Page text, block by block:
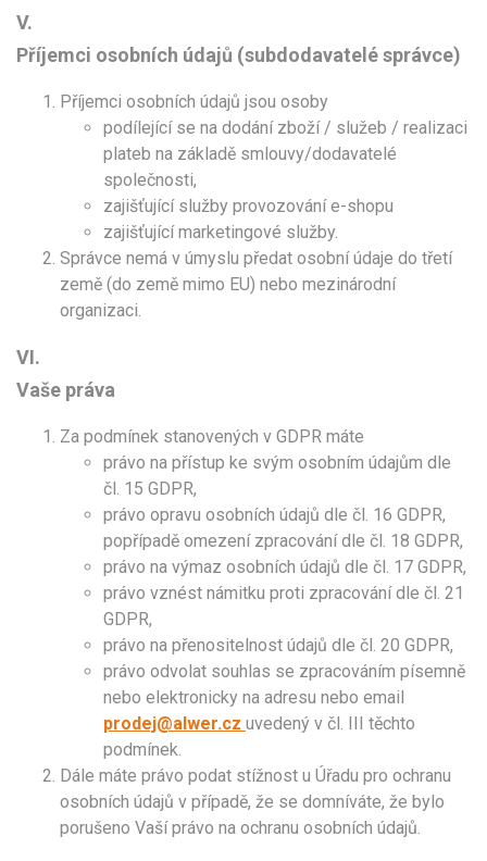
V.
Příjemci osobních údajů (subdodavatelé správce)
Příjemci osobních údajů jsou osoby
podílející se na dodání zboží / služeb / realizaci
plateb na základě smlouvy/dodavatelé
společnosti,
zajišťující služby provozování e-shopu
zajišťující marketingové služby.
Správce nemá v úmyslu předat osobní údaje do třetí
země (do země mimo EU) nebo mezinárodní
organizaci.
VI.
Vaše práva
Za podmínek stanovených v GDPR máte
právo na přístup ke svým osobním údajům dle
čl. 15 GDPR,
právo opravu osobních údajů dle čl. 16 GDPR,
popřípadě omezení zpracování dle čl. 18 GDPR,
právo na výmaz osobních údajů dle čl. 17 GDPR,
právo vznést námitku proti zpracování dle čl. 21
GDPR,
právo na přenositelnost údajů dle čl. 20 GDPR,
právo odvolat souhlas se zpracováním písemně
nebo elektronicky na adresu nebo email
prodej@alwer.cz uvedený v čl. III těchto
podmínek.
Dále máte právo podat stížnost u Úřadu pro ochranu
osobních údajů v případě, že se domníváte, že bylo
porušeno Vaší právo na ochranu osobních údajů.